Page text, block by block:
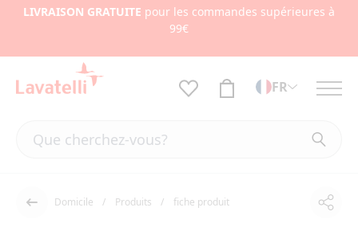
LIVRAISON GRATUITE pour les commandes supérieures à
99€
FR
Dos Domicile Produits fiche produit